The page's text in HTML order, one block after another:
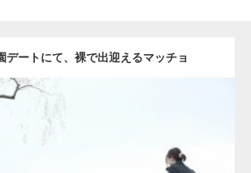
デートにて、裸で出迎えるマッチョ